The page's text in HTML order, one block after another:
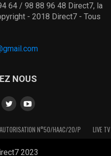
64 / 98 88 96 48 Direct7, la
- 2018 Direct7 - Tous
NOUS
AUTORISATION N°50/HAAC/20/P LIVE TV
2023